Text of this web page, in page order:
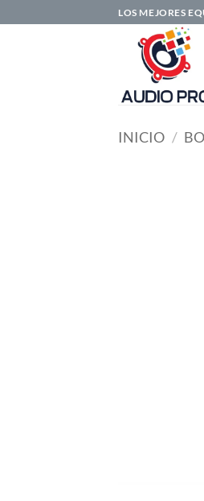
al
LOS MEJORES
INICIO /